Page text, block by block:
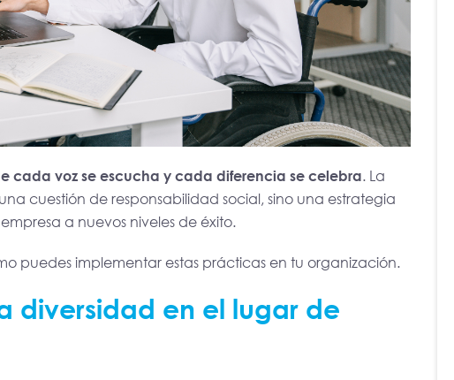
cada voz se escucha y cada diferencia se celebra. La
cuestión de responsabilidad social, sino una estrategia
a nuevos niveles de éxito.
puedes implementar estas prácticas en tu organización.
diversidad en el lugar de